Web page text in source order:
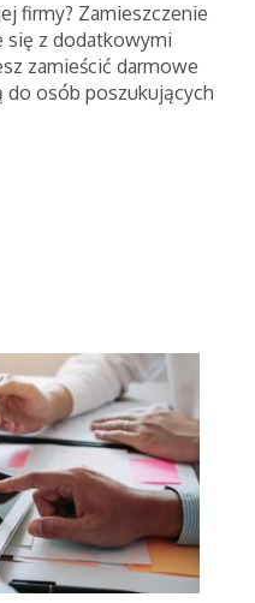
firmy? Zamieszczenie
się z dodatkowymi
zamieścić darmowe
do osób poszukujących